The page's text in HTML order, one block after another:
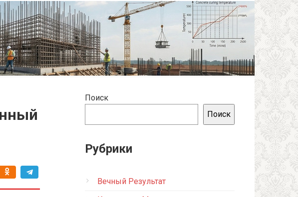
Поиск
Поиск
Рубрики
Вечный Результат